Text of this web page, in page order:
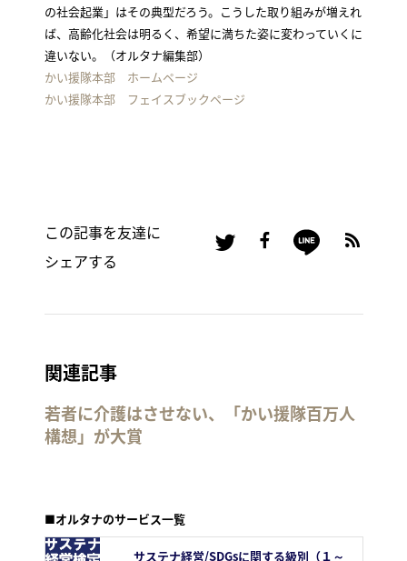
の社会起業」はその典型だろう。こうした取り組みが増えれ
ば、高齢化社会は明るく、希望に満ちた姿に変わっていくに
違いない。（オルタナ編集部）
かい援隊本部 ホームページ
かい援隊本部 フェイスブックページ
この記事を友達に
シェアする
関連記事
若者に介護はさせない、「かい援隊百万人
構想」が大賞
■オルタナのサービス一覧
サステナ経営/SDGsに関する級別（１～